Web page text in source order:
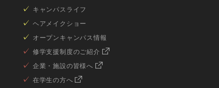
キャンパスライフ
ヘアメイクショー
オープンキャンパス情報
修学支援制度のご紹介
企業・施設の皆様へ
在学生の方へ